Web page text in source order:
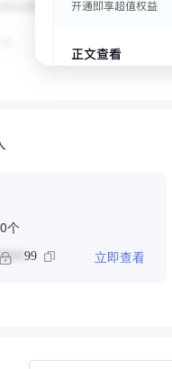
个
99 立即查看